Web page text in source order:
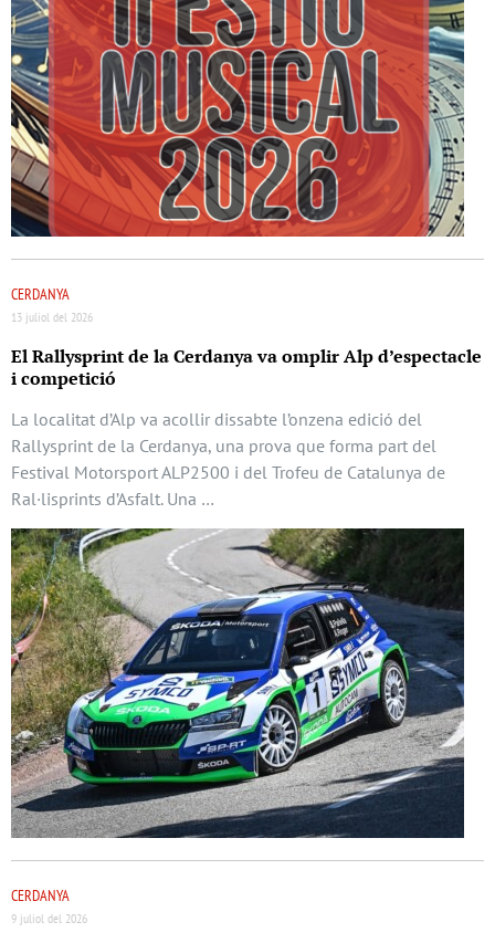
CERDANYA
13 juliol del 2026
El Rallysprint de la Cerdanya va omplir Alp d’espectacle
i competició
La localitat d’Alp va acollir dissabte l’onzena edició del
Rallysprint de la Cerdanya, una prova que forma part del
Festival Motorsport ALP2500 i del Trofeu de Catalunya de
Ral·lisprints d’Asfalt. Una …
CERDANYA
9 juliol del 2026